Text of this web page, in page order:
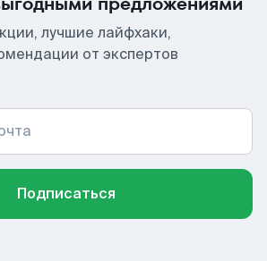
лучшие лайфхаки,
от экспертов
Подписаться